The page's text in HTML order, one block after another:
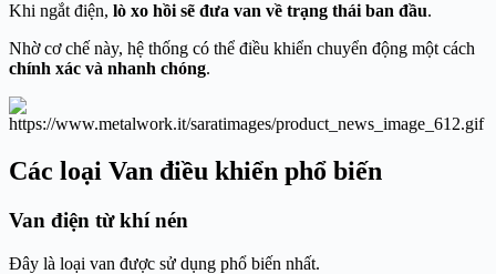
Khi ngắt điện, lò xo hồi sẽ đưa van về trạng thái ban đầu.
Nhờ cơ chế này, hệ thống có thể điều khiển chuyển động một cách
chính xác và nhanh chóng.
Các loại Van điều khiển phổ biến
Van điện từ khí nén
Đây là loại van được sử dụng phổ biến nhất.